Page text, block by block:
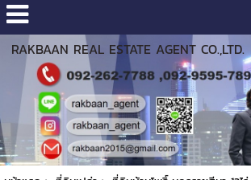
RAKBAAN REAL ESTATE AGENT CO.,LTD.